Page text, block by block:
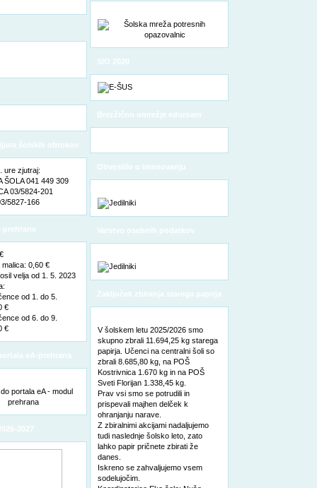
šolskih obrokov
ure zjutraj:
ŠOLA 041 449 309
03/5824-201
5827-166
prehrane
0,60 €
velja od 1. 5. 2023
od 1. do 5.
€
od 6. do 9.
€
eA-prehrana
2027
SIO 2020
Brezžično omrežje eduroam
Obvestilo o imenovanju
osebnih podatkov
Varstvo osebnih podatkov
Zaključek zbiranja starega papirja
V šolskem letu 2025/2026 smo
skupno zbrali 11.694,25 kg starega
papirja. Učenci na centralni šoli so
zbrali 8.685,80 kg, na POŠ
Kostrivnica 1.670 kg in na POŠ
Sveti Florijan 1.338,45 kg.
Prav vsi smo se potrudili in
prispevali majhen delček k
ohranjanju narave.
Z zbiralnimi akcijami nadaljujemo
tudi naslednje šolsko leto, zato
lahko papir pričnete zbirati že
danes.
Iskreno se zahvaljujemo vsem
sodelujočim.